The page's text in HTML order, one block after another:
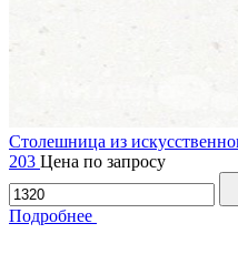
Столешница из
203 Цена по запросу
Подробнее